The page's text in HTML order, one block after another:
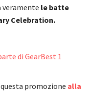
veramente le batte
Celebration.
promozione alla